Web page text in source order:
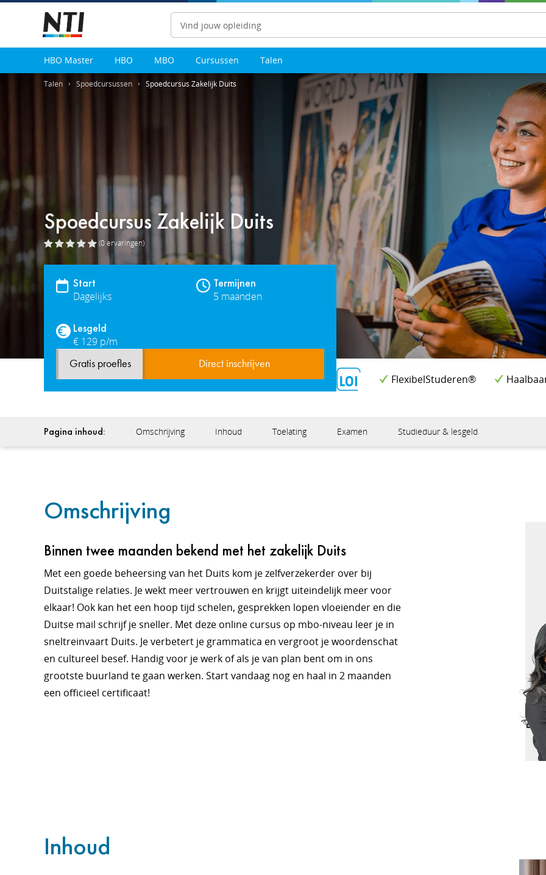
Zoeken
HBO Master HBO MBO Cursussen Talen
Talen Spoedcursussen Spoedcursus Zakelijk Duits
Spoedcursus Zakelijk Duits
(0ervaringen)
Start
Dagelijks
Termijnen
5 maanden
Lesgeld
€ 129 p/m
Gratis proefles Direct inschrijven
FlexibelStuderen®
Pagina inhoud: Omschrijving Inhoud Toelating Examen Studieduur & lesgeld
Omschrijving
Binnen twee maanden bekend met het zakelijk Duits
Met een goede beheersing van het Duits kom je zelfverzekerder over bij
Duitstalige relaties. Je wekt meer vertrouwen en krijgt uiteindelijk meer voor
elkaar! Ook kan het een hoop tijd schelen, gesprekken lopen vloeiender en die
Duitse mail schrijf je sneller. Met deze online cursus op mbo-niveau leer je in
sneltreinvaart Duits. Je verbetert je grammatica en vergroot je woordenschat
en cultureel besef. Handig voor je werk of als je van plan bent om in ons
grootste buurland te gaan werken. Start vandaag nog en haal in 2 maanden
een officieel certificaat!
Inhoud